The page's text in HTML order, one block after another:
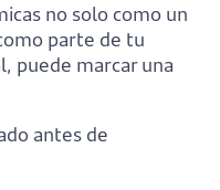
no solo como un
parte de tu
puede marcar una
antes de